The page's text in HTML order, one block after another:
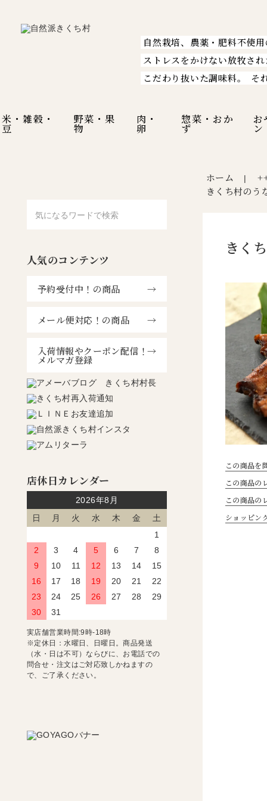
自然栽培、農薬・肥料不使
ストレスをかけない放牧さ
こだわり抜いた調味料。
そ
米・雑穀・
豆
野菜・果
物
肉・
卵
惣菜・おか
ず
お
ン
ホーム |
きくち村のう
きく
この商品を
この商品の
この商品の
ショッピン
人気のコンテンツ
予約受付中！の商品
メール便対応！の商品
入荷情報やクーポン配信！
メルマガ登録
店休日カレンダー
2026年8月
日
月 火 水 木 金
土
1
2
3 4 5 6 7
8
9
10 11 12 13 14
15
16
17 18 19 20 21
22
23
24 25 26 27 28
29
30
31
実店舗営業時間:9時-18時
※定休日：水曜日、日曜日。商品発送
（水・日は不可）ならびに、お電話での
問合せ・注文はご対応致しかねますの
で、ご了承ください。